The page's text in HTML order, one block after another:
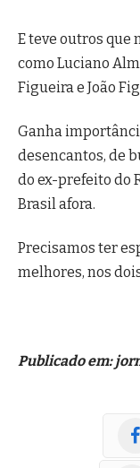
E teve outros que
como Luciano
Figueira e João
Ganha
desencantos, de
do ex-prefeito do
Brasil afora.
Precisamos ter
melhores, nos
Publicado em: